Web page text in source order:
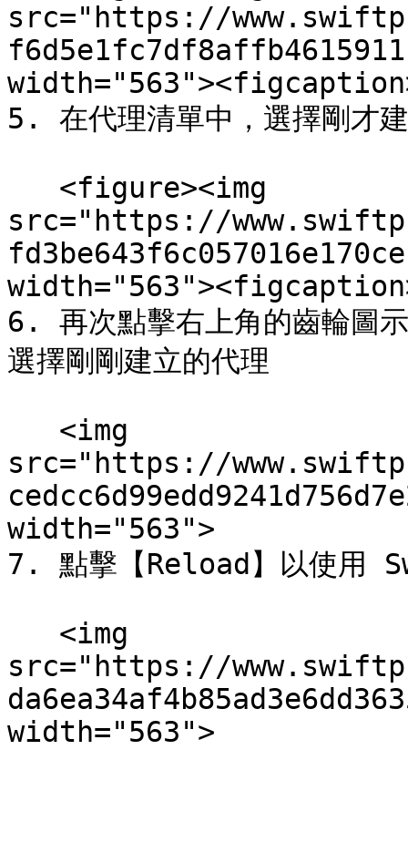
src="https://
5. 在代理清單中，選擇剛才
src="https://
6. 再次點擊右上角的齒輪
選擇剛剛建立的代理
src="https://
width="563">
7. 點擊【Reload】以使用
src="https://